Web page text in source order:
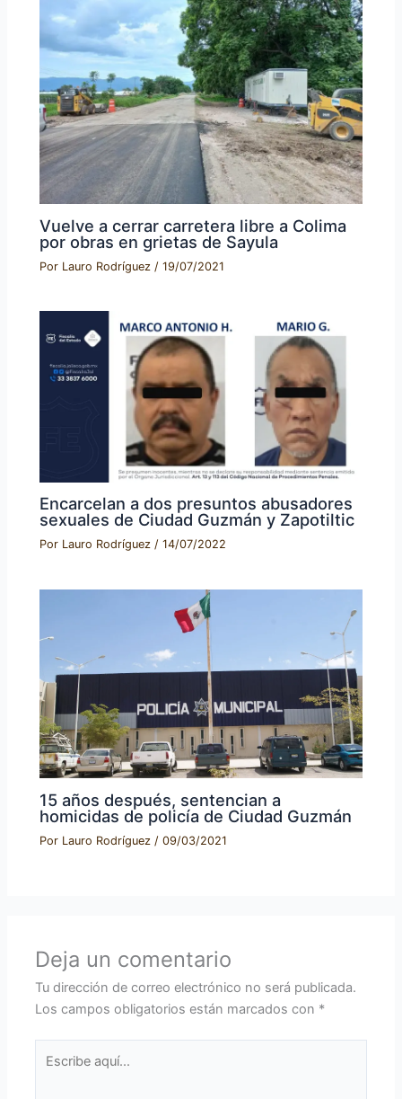
Vuelve a cerrar carretera libre a Colima
por obras en grietas de Sayula
Por Lauro Rodríguez /19/07/2021
Encarcelan a dos presuntos abusadores
sexuales de Ciudad Guzmán y Zapotiltic
Por Lauro Rodríguez/14/07/2022
15 años después, sentencian a
homicidas de policía de Ciudad Guzmán
Por Lauro Rodríguez/09/03/2021
Deja un comentario
Tu dirección de correo electrónico no será publicada.
Los campos obligatorios están marcados con *
aquí...